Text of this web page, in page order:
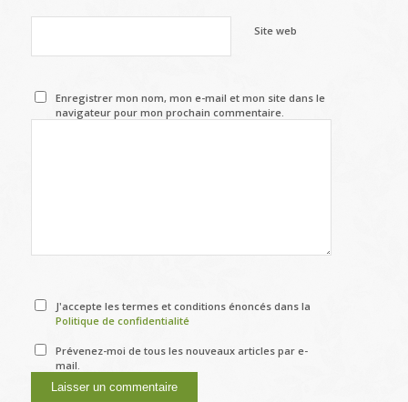
Site web
Enregistrer mon nom, mon e-mail et mon site dans le
navigateur pour mon prochain commentaire.
J'accepte les termes et conditions énoncés dans la
Politique de confidentialité
Prévenez-moi de tous les nouveaux articles par e-
mail.